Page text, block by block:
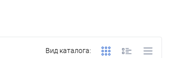
Вид каталога: